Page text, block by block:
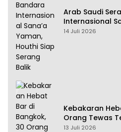
Arab Saudi
Internasional
Siap Serang Balik
14 Juli 2026
Kebakaran
Orang Tewas
13 Juli 2026